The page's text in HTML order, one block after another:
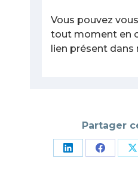
Vous pouvez
tout moment en
lien présent dans
Partager
Partager